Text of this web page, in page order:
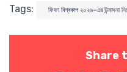
Tags: ফিফা বিশ্বকাপ ২০২৬-এর উন্মাদনা
Share